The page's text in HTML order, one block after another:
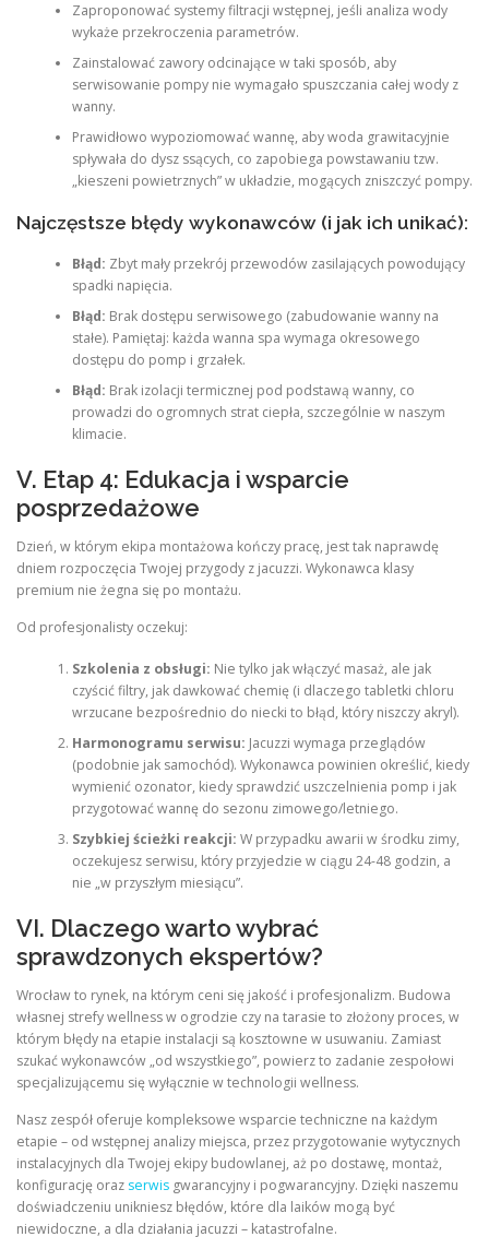
Zaproponować systemy filtracji wstępnej, jeśli analiza wody
wykaże przekroczenia parametrów.
Zainstalować zawory odcinające w taki sposób, aby
serwisowanie pompy nie wymagało spuszczania całej wody z
wanny.
Prawidłowo wypoziomować wannę, aby woda grawitacyjnie
spływała do dysz ssących, co zapobiega powstawaniu tzw.
„kieszeni powietrznych” w układzie, mogących zniszczyć pompy.
Najczęstsze błędy wykonawców (i jak ich unikać):
Błąd: Zbyt mały przekrój przewodów zasilających powodujący
spadki napięcia.
Błąd: Brak dostępu serwisowego (zabudowanie wanny na
stałe). Pamiętaj: każda wanna spa wymaga okresowego
dostępu do pomp i grzałek.
Błąd: Brak izolacji termicznej pod podstawą wanny, co
prowadzi do ogromnych strat ciepła, szczególnie w naszym
klimacie.
V. Etap 4: Edukacja i wsparcie
posprzedażowe
Dzień, w którym ekipa montażowa kończy pracę, jest tak naprawdę
dniem rozpoczęcia Twojej przygody z jacuzzi. Wykonawca klasy
premium nie żegna się po montażu.
Od profesjonalisty oczekuj:
Szkolenia z obsługi: Nie tylko jak włączyć masaż, ale jak
czyścić filtry, jak dawkować chemię (i dlaczego tabletki chloru
wrzucane bezpośrednio do niecki to błąd, który niszczy akryl).
Harmonogramu serwisu: Jacuzzi wymaga przeglądów
(podobnie jak samochód). Wykonawca powinien określić, kiedy
wymienić ozonator, kiedy sprawdzić uszczelnienia pomp i jak
przygotować wannę do sezonu zimowego/letniego.
Szybkiej ścieżki reakcji: W przypadku awarii w środku zimy,
oczekujesz serwisu, który przyjedzie w ciągu 24-48 godzin, a
nie „w przyszłym miesiącu”.
VI. Dlaczego warto wybrać
sprawdzonych ekspertów?
Wrocław to rynek, na którym ceni się jakość i profesjonalizm. Budowa
własnej strefy wellness w ogrodzie czy na tarasie to złożony proces, w
którym błędy na etapie instalacji są kosztowne w usuwaniu. Zamiast
szukać wykonawców „od wszystkiego”, powierz to zadanie zespołowi
specjalizującemu się wyłącznie w technologii wellness.
Nasz zespół oferuje kompleksowe wsparcie techniczne na każdym
etapie – od wstępnej analizy miejsca, przez przygotowanie wytycznych
instalacyjnych dla Twojej ekipy budowlanej, aż po dostawę, montaż,
konfigurację oraz serwis gwarancyjny i pogwarancyjny. Dzięki naszemu
doświadczeniu unikniesz błędów, które dla laików mogą być
niewidoczne, a dla działania jacuzzi – katastrofalne.